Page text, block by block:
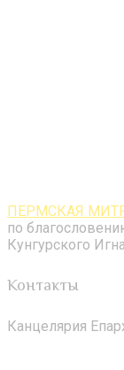
ПЕРМСКАЯ
по
Кунгурского
Контакты
Канцелярия